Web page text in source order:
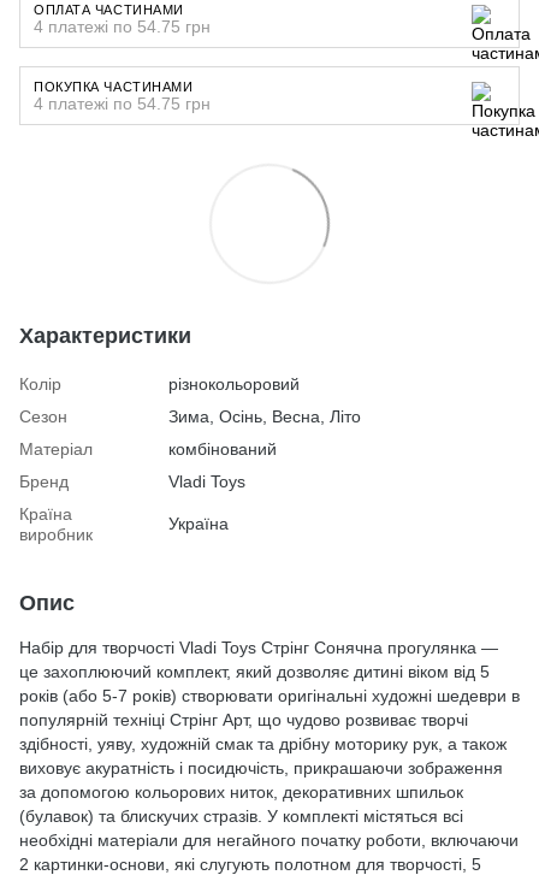
ОПЛАТА ЧАСТИНАМИ
4 платежі по 54.75 грн
ПОКУПКА ЧАСТИНАМИ
4 платежі по 54.75 грн
Характеристики
Колір
різнокольоровий
Сезон
Зима, Осінь, Весна, Літо
Матеріал
комбінований
Бренд
Vladi Toys
Країна
виробник
Україна
Опис
Набір для творчості Vladi Toys Стрінг Сонячна прогулянка —
це захоплюючий комплект, який дозволяє дитині віком від 5
років (або 5-7 років) створювати оригінальні художні шедеври в
популярній техніці Стрінг Арт, що чудово розвиває творчі
здібності, уяву, художній смак та дрібну моторику рук, а також
виховує акуратність і посидючість, прикрашаючи зображення
за допомогою кольорових ниток, декоративних шпильок
(булавок) та блискучих стразів. У комплекті містяться всі
необхідні матеріали для негайного початку роботи, включаючи
2 картинки-основи, які слугують полотном для творчості, 5